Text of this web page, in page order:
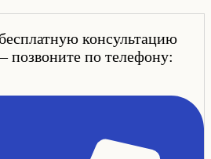
консультацию
позвоните по телефону: